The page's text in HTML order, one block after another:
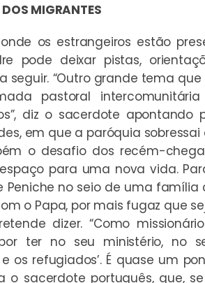
MIGRANTES
os estrangeiros estão
pode deixar pistas,
seguir. “Outro grande tema
pastoral
diz o sacerdote
em que a paróquia
o desafio dos recém-
para uma nova vida.
Peniche no seio de uma
o Papa, por mais fugaz que
dizer. “Como
ter no seu ministério, no
os refugiados’. É quase um
o sacerdote português, que,